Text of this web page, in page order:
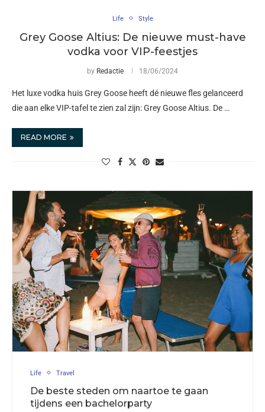
Life Style
Grey Goose Altius: De nieuwe must-have
vodka voor VIP-feestjes
by Redactie 18/06/2024
Het luxe vodka huis Grey Goose heeft dé nieuwe fles gelanceerd
die aan elke VIP-tafel te zien zal zijn: Grey Goose Altius. De …
READ MORE
Life Travel
De beste steden om naartoe te gaan
tijdens een bachelorparty